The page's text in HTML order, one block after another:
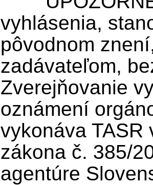
vyhlásenia,
pôvodnom
zadávateľom,
Zverejňovanie
oznámení
vykonáva TASR
zákona č. 385/
agentúre